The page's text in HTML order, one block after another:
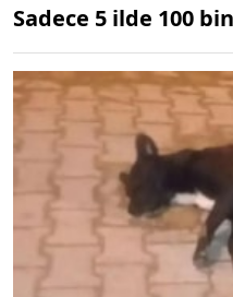
Sadece 5 ilde 100